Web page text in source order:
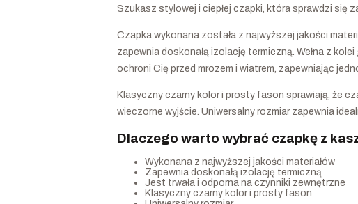
Szukasz stylowej i ciepłej czapki, która sprawdzi się
Czapka wykonana została z najwyższej jakości
zapewnia doskonałą izolację termiczną. Wełna z
ochroni Cię przed mrozem i wiatrem, zapewniając
Klasyczny czarny kolor i prosty fason sprawiają, że
wieczorne wyjście. Uniwersalny rozmiar zapewnia
Dlaczego warto wybrać czapkę z
Wykonana z najwyższej jakości materiałów
Zapewnia doskonałą izolację termiczną
Jest trwała i odporna na czynniki zewnętrzne
Klasyczny czarny kolor i prosty fason